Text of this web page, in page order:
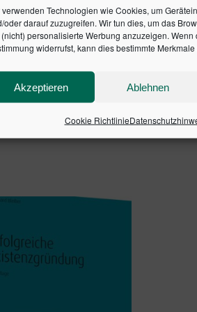
verwenden Technologien wie Cookies, um
oder darauf zuzugreifen. Wir tun dies, um das
personalisierte Werbung anzuzeigen. Wenn
widerrufst, kann dies bestimmte
Akzeptieren Ablehnen
Cookie Richtlinie
-planung, -durchführung, -
mit Schritt-für-Schritt-
Sie mit dieser fundierten
9783791061276